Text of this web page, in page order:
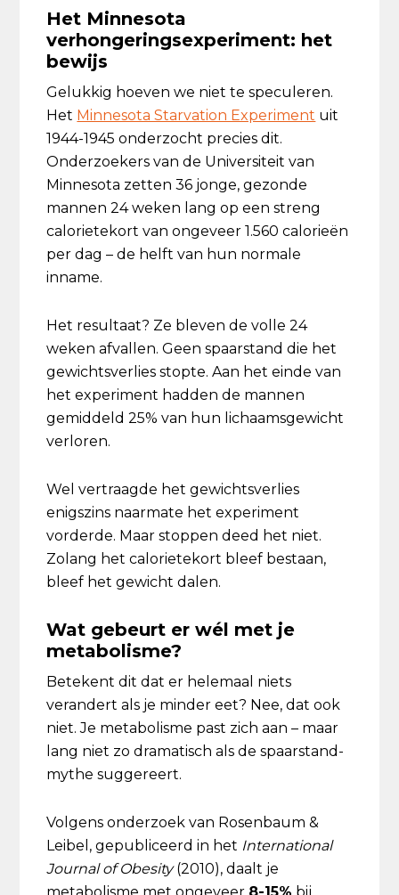
Het Minnesota
verhongeringsexperiment: het
bewijs
Gelukkig hoeven we niet te speculeren.
Het Minnesota Starvation Experiment uit
1944-1945 onderzocht precies dit.
Onderzoekers van de Universiteit van
Minnesota zetten 36 jonge, gezonde
mannen 24 weken lang op een streng
calorietekort van ongeveer 1.560 calorieën
per dag – de helft van hun normale
inname.
Het resultaat? Ze bleven de volle 24
weken afvallen. Geen spaarstand die het
gewichtsverlies stopte. Aan het einde van
het experiment hadden de mannen
gemiddeld 25% van hun lichaamsgewicht
verloren.
Wel vertraagde het gewichtsverlies
enigszins naarmate het experiment
vorderde. Maar stoppen deed het niet.
Zolang het calorietekort bleef bestaan,
bleef het gewicht dalen.
Wat gebeurt er wél met je
metabolisme?
Betekent dit dat er helemaal niets
verandert als je minder eet? Nee, dat ook
niet. Je metabolisme past zich aan – maar
lang niet zo dramatisch als de spaarstand-
mythe suggereert.
Volgens onderzoek van Rosenbaum &
Leibel, gepubliceerd in het International
Journal of Obesity(2010), daalt je